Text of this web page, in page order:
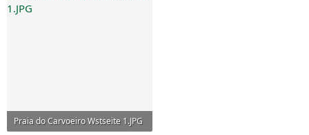
Praia do Carvoeiro Wstseite 1.JPG